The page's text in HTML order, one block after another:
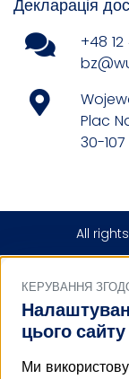
Декларація
+48
Plac
30-
All
КЕРУВАННЯ
цього сайту
Ми